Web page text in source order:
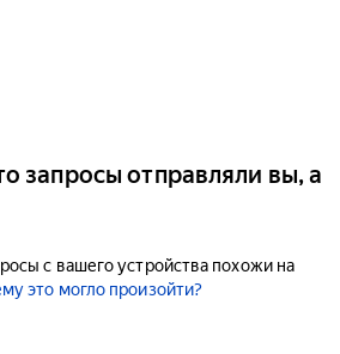
запросы отправляли вы, а
с вашего устройства похожи на
это могло произойти?